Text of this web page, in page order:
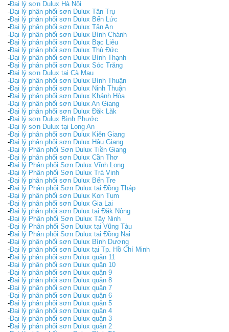
-Đại lý sơn Dulux Hà Nội
-Đại lý phân phối sơn Dulux Tân Trụ
-Đại lý phân phối sơn Dulux Bến Lức
-Đại lý phân phối sơn Dulux Tân An
-Đại lý phân phối sơn Dulux Bình Chánh
-Đại lý phân phối sơn Dulux Bạc Liêu
-Đại lý phân phối sơn Dulux Thủ Đức
-Đại lý phân phối sơn Dulux Bình Thạnh
-Đại lý phân phối sơn Dulux Sóc Trăng
-Đại lý sơn Dulux tại Cà Mau
-Đại lý phân phối sơn Dulux Bình Thuận
-Đại lý phân phối sơn Dulux Ninh Thuận
-Đại lý phân phối sơn Dulux Khánh Hòa
-Đại lý phân phối sơn Dulux An Giang
-Đại lý phân phối sơn Dulux Đăk Lăk
-Đại lý sơn Dulux Bình Phước
-Đại lý sơn Dulux tại Long An
-Đại lý phân phối sơn Dulux Kiên Giang
-Đại lý phân phối sơn Dulux Hậu Giang
-Đại lý Phân phối Sơn Dulux Tiền Giang
-Đại lý phân phối sơn Dulux Cần Thơ
-Đại lý Phân phối Sơn Dulux Vĩnh Long
-Đại lý Phân phối Sơn Dulux Trà Vinh
-Đại lý phân phối sơn Dulux Bến Tre
-Đại lý Phân phối Sơn Dulux tại Đồng Tháp
-Đại lý phân phối sơn Dulux Kon Tum
-Đại lý phân phối sơn Dulux Gia Lai
-Đại lý phân phối sơn Dulux tại Đăk Nông
-Đại lý Phân phối Sơn Dulux Tây Ninh
-Đại lý Phân phối Sơn Dulux tại Vũng Tàu
-Đại lý Phân phối Sơn Dulux tại Đồng Nai
-Đại lý phân phối sơn Dulux Bình Dương
-Đại lý phân phối sơn Dulux tại Tp. Hồ Chí Minh
-Đại lý phân phối sơn Dulux quận 11
-Đại lý phân phối sơn Dulux quận 10
-Đại lý phân phối sơn Dulux quận 9
-Đại lý phân phối sơn Dulux quận 8
-Đại lý phân phối sơn Dulux quận 7
-Đại lý phân phối sơn Dulux quận 6
-Đại lý phân phối sơn Dulux quận 5
-Đại lý phân phối sơn Dulux quận 4
-Đại lý phân phối sơn Dulux quận 3
-Đại lý phân phối sơn Dulux quận 2